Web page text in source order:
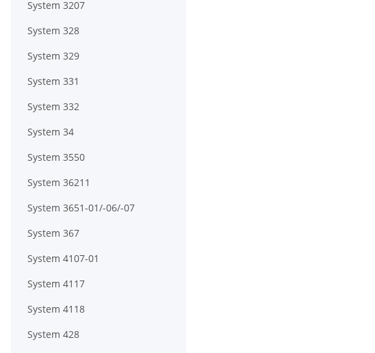
System 3207
System 328
System 329
System 331
System 332
System 34
System 3550
System 36211
System 3651-01/-06/-07
System 367
System 4107-01
System 4117
System 4118
System 428